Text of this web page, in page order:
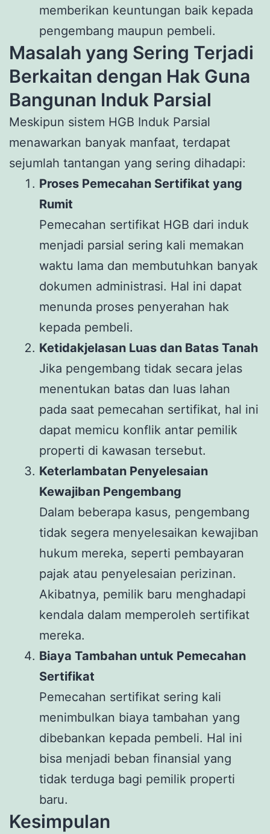
memberikan keuntungan baik kepada
pengembang maupun pembeli.
Masalah yang Sering Terjadi
Berkaitan dengan Hak Guna
Bangunan Induk Parsial
Meskipun sistem HGB Induk Parsial
menawarkan banyak manfaat, terdapat
sejumlah tantangan yang sering dihadapi:
Proses Pemecahan Sertifikat yang
Rumit
Pemecahan sertifikat HGB dari induk
menjadi parsial sering kali memakan
waktu lama dan membutuhkan banyak
dokumen administrasi. Hal ini dapat
menunda proses penyerahan hak
kepada pembeli.
Ketidakjelasan Luas dan Batas Tanah
Jika pengembang tidak secara jelas
menentukan batas dan luas lahan
pada saat pemecahan sertifikat, hal ini
dapat memicu konflik antar pemilik
properti di kawasan tersebut.
Keterlambatan Penyelesaian
Kewajiban Pengembang
Dalam beberapa kasus, pengembang
tidak segera menyelesaikan kewajiban
hukum mereka, seperti pembayaran
pajak atau penyelesaian perizinan.
Akibatnya, pemilik baru menghadapi
kendala dalam memperoleh sertifikat
mereka.
Biaya Tambahan untuk Pemecahan
Sertifikat
Pemecahan sertifikat sering kali
menimbulkan biaya tambahan yang
dibebankan kepada pembeli. Hal ini
bisa menjadi beban finansial yang
tidak terduga bagi pemilik properti
baru.
Kesimpulan